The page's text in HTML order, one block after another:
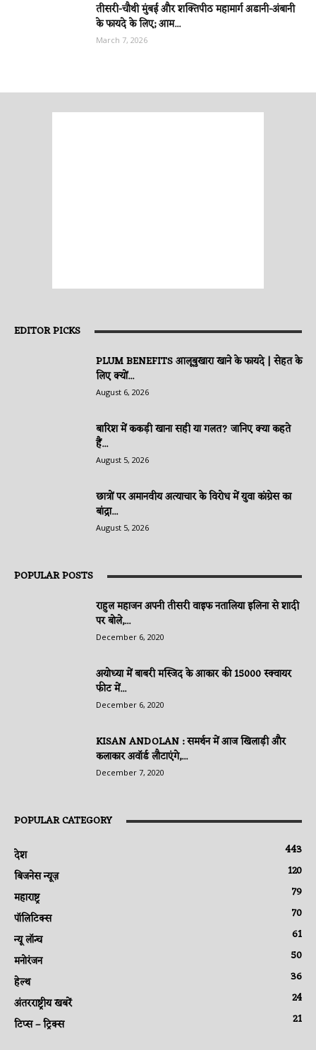
तीसरी-चौथी मुंबई और शक्तिपीठ महामार्ग अडानी-अंबानी
के फायदे के लिए; आम...
March 7, 2026
EDITOR PICKS
PLUM BENEFITS आलूबुखारा खाने के फायदे | सेहत के
लिए क्यों...
August 6, 2026
बारिश में ककड़ी खाना सही या गलत? जानिए क्या कहते
हैं...
August 5, 2026
छात्रों पर अमानवीय अत्याचार के विरोध में युवा कांग्रेस का
बांद्रा...
August 5, 2026
POPULAR POSTS
राहुल महाजन अपनी तीसरी वाइफ नतालिया इलिना से शादी
पर बोले,...
December 6, 2020
अयोध्या में बाबरी मस्जिद के आकार की 15000 स्क्वायर
फीट में...
December 6, 2020
KISAN ANDOLAN : समर्थन में आज खिलाड़ी और
कलाकार अवॉर्ड लौटाएंगे,...
December 7, 2020
POPULAR CATEGORY
देश
443
बिजनेस न्यूज़
120
महाराष्ट्र
79
पॉलिटिक्स
70
न्यू लॉन्च
61
मनोरंजन
50
हेल्थ
36
अंतरराष्ट्रीय खबरें
24
टिप्स – ट्रिक्स
21